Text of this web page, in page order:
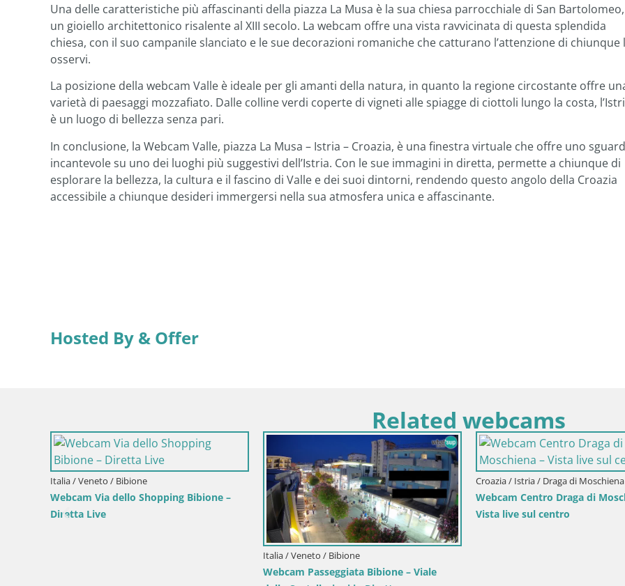
Una delle caratteristiche più affascinanti della piazza La Musa è la sua chiesa parrocchiale di San Bartolomeo,
un gioiello architettonico risalente al XIII secolo. La webcam offre una vista ravvicinata di questa splendida
chiesa, con il suo campanile slanciato e le sue decorazioni romaniche che catturano l’attenzione di chiunque
osservi.
La posizione della webcam Valle è ideale per gli amanti della natura, in quanto la regione circostante offre
varietà di paesaggi mozzafiato. Dalle colline verdi coperte di vigneti alle spiagge di ciottoli lungo la costa,
è un luogo di bellezza senza pari.
In conclusione, la Webcam Valle, piazza La Musa – Istria – Croazia, è una finestra virtuale che offre uno
incantevole su uno dei luoghi più suggestivi dell’Istria. Con le sue immagini in diretta, permette a chiunque di
esplorare la bellezza, la cultura e il fascino di Valle e dei suoi dintorni, rendendo questo angolo della Croazia
accessibile a chiunque desideri immergersi nella sua atmosfera unica e affascinante.
Hosted By & Offer
Related webcams
Croazia / Karlovac / Carlostadio
Webcam Castello Dubovac Karlovac –
Vista Live sul Castello Storico